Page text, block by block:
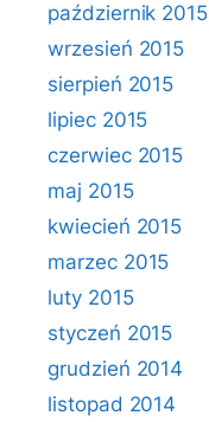
październik 2015
wrzesień 2015
sierpień 2015
lipiec 2015
czerwiec 2015
maj 2015
kwiecień 2015
marzec 2015
luty 2015
styczeń 2015
grudzień 2014
listopad 2014